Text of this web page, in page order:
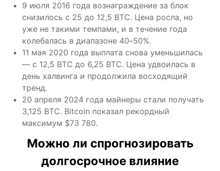
9 июля 2016 года вознаграждение за блок
снизилось с 25 до 12,5 BTC. Цена росла, но
уже не такими темпами, и в течение года
колебалась в диапазоне 40–50%.
11 мая 2020 года выплата снова уменьшилась
— с 12,5 BTC до 6,25 BTC. Цена удвоилась в
день халвинга и продолжила восходящий
тренд.
20 апреля 2024 года майнеры стали получать
3,125 BTC. Bitcoin показал рекордный
максимум $73 780.
Можно ли спрогнозировать
долгосрочное влияние